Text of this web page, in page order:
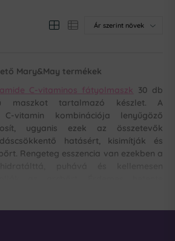
Mary&May termékek
C-vitaminos fátyolmaszk 30 db
maszkot tartalmazó készlet. A
vitamin kombinációja lenyűgöző
ugyanis ezek az összetevők
hatásért, kisimítják és
Rengeteg esszencia van ezekben a
alkalmazni őket a bőrápolási rutin